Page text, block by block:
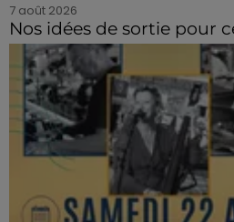
7 août 2026
Nos idées de sortie pour